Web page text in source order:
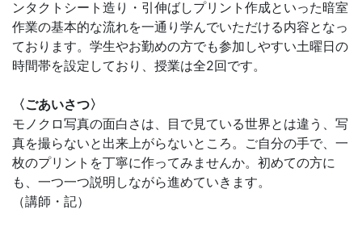
ンタクトシート造り・引伸ばしプリント作成といった暗室
作業の基本的な流れを一通り学んでいただける内容となっ
ております。学生やお勤めの方でも参加しやすい土曜日の
時間帯を設定しており、授業は全2回です。
〈ごあいさつ〉
モノクロ写真の面白さは、目で見ている世界とは違う、写
真を撮らないと出来上がらないところ。ご自分の手で、一
枚のプリントを丁寧に作ってみませんか。初めての方に
も、一つ一つ説明しながら進めていきます。
（講師・記）